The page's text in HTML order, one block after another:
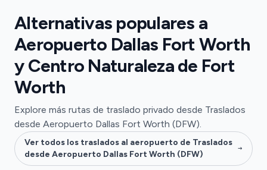
Alternativas populares a
Aeropuerto Dallas Fort Worth
y Centro Naturaleza de Fort
Worth
Explore más rutas de traslado privado desde Traslados
desde Aeropuerto Dallas Fort Worth (DFW).
Ver todos los traslados al aeropuerto de Traslados
desde Aeropuerto Dallas Fort Worth (DFW)